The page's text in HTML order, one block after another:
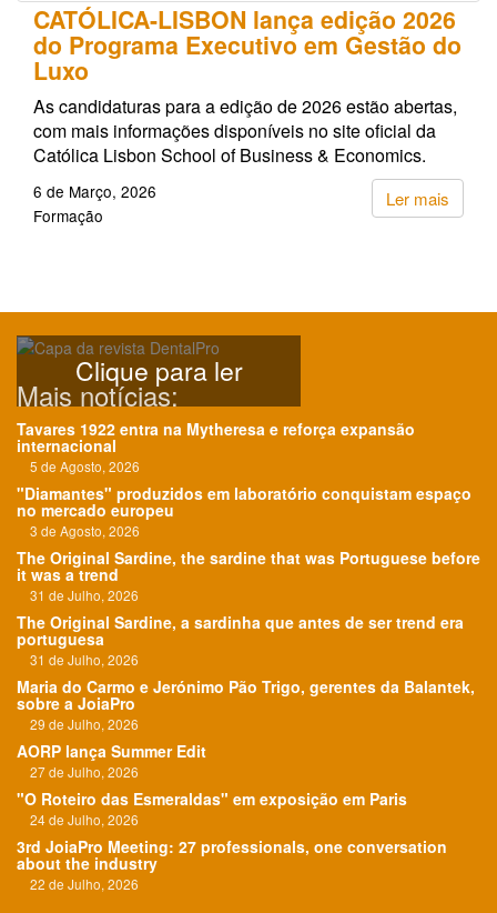
CATÓLICA-LISBON lança edição 2026
do Programa Executivo em Gestão do
Luxo
As candidaturas para a edição de 2026 estão abertas,
com mais informações disponíveis no site oficial da
Católica Lisbon School of Business & Economics.
Ler mais
6 de Março, 2026
Formação
Clique para ler
Mais notícias:
Tavares 1922 entra na Mytheresa e reforça expansão
internacional
5 de Agosto, 2026
"Diamantes" produzidos em laboratório conquistam espaço
no mercado europeu
3 de Agosto, 2026
The Original Sardine, the sardine that was Portuguese before
it was a trend
31 de Julho, 2026
The Original Sardine, a sardinha que antes de ser trend era
portuguesa
31 de Julho, 2026
Maria do Carmo e Jerónimo Pão Trigo, gerentes da Balantek,
sobre a JoiaPro
29 de Julho, 2026
AORP lança Summer Edit
27 de Julho, 2026
"O Roteiro das Esmeraldas" em exposição em Paris
24 de Julho, 2026
3rd JoiaPro Meeting: 27 professionals, one conversation
about the industry
22 de Julho, 2026